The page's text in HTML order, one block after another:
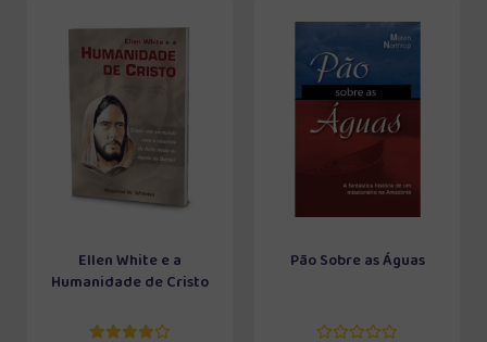
Ellen White e a
Humanidade de Cristo
Pão Sobre as Águas